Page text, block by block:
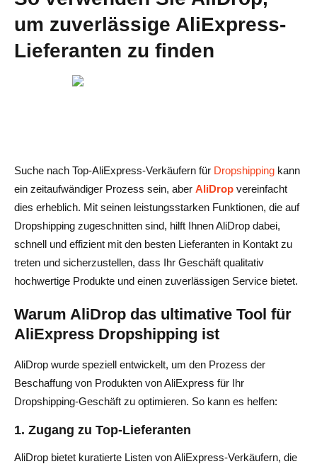
um zuverlässige AliExpress-
Lieferanten zu finden
Suche nach Top-AliExpress-Verkäufern für Dropshipping kann
ein zeitaufwändiger Prozess sein, aber AliDrop vereinfacht
dies erheblich. Mit seinen leistungsstarken Funktionen, die auf
Dropshipping zugeschnitten sind, hilft Ihnen AliDrop dabei,
schnell und effizient mit den besten Lieferanten in Kontakt zu
treten und sicherzustellen, dass Ihr Geschäft qualitativ
hochwertige Produkte und einen zuverlässigen Service bietet.
Warum AliDrop das ultimative Tool für
AliExpress Dropshipping ist
AliDrop wurde speziell entwickelt, um den Prozess der
Beschaffung von Produkten von AliExpress für Ihr
Dropshipping-Geschäft zu optimieren. So kann es helfen:
1. Zugang zu Top-Lieferanten
AliDrop bietet kuratierte Listen von AliExpress-Verkäufern, die